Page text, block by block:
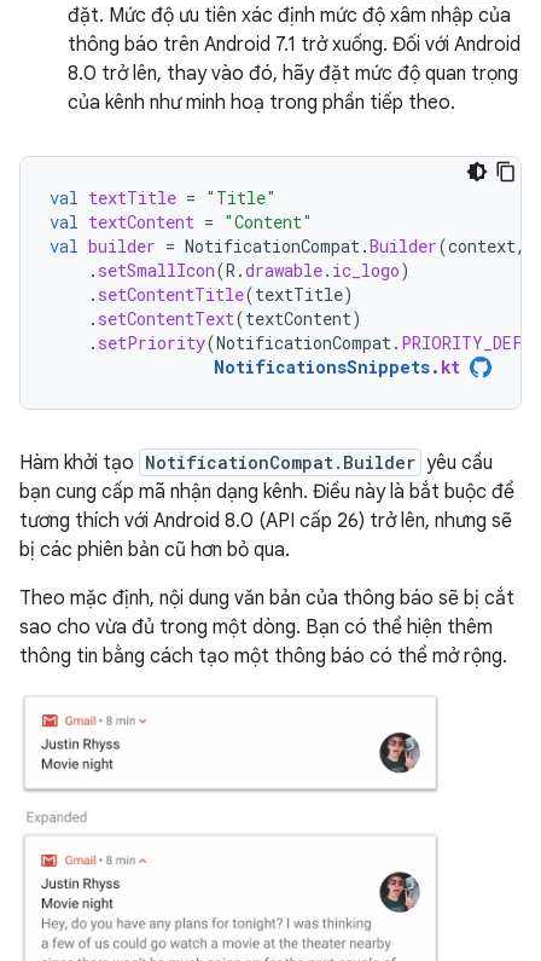
đặt. Mức độ ưu tiên xác định mức độ xâm nhập của
thông báo trên Android 7.1 trở xuống. Đối với Android
8.0 trở lên, thay vào đó, hãy đặt mức độ quan trọng
của kênh như minh hoạ trong phần tiếp theo.
val textTitle = "Title"
val textContent = "Content"
val builder = NotificationCompat .Builder(context,
. setSmallIcon(R .drawable. ic_logo)
. setContentTitle(textTitle)
. setContentText(textContent)
. setPriority(NotificationCompat .
NotificationsSnippets. kt
Hàm khởi tạo NotificationCompat.Builder yêu cầu
bạn cung cấp mã nhận dạng kênh. Điều này là bắt buộc để
tương thích với Android 8.0 (API cấp 26) trở lên, nhưng sẽ
bị các phiên bản cũ hơn bỏ qua.
Theo mặc định, nội dung văn bản của thông báo sẽ bị cắt
sao cho vừa đủ trong một dòng. Bạn có thể hiện thêm
thông tin bằng cách tạo một thông báo có thể mở rộng.